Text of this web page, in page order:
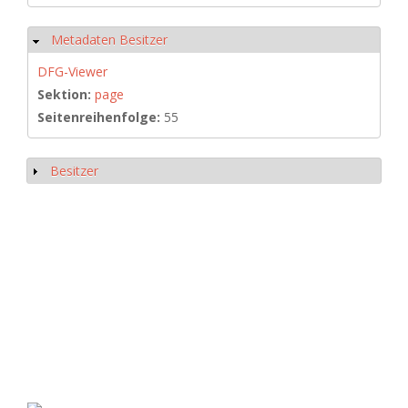
Ausblenden
Metadaten Besitzer
DFG-Viewer
Sektion: page
Seitenreihenfolge: 55
Anzeigen
Besitzer